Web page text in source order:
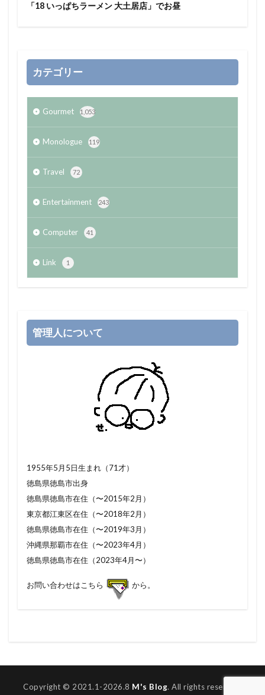
「18 いっぱちラーメン 大土居店」でお昼
カテゴリー
Gourmet 1,053
Monologue 119
Travel 72
Entertainment 243
Computer 41
Link 1
管理人について
1955年5月5日生まれ（71才）
徳島県徳島市出身
徳島県徳島市在住（〜2015年2月）
東京都江東区在住（〜2018年2月）
徳島県徳島市在住（〜2019年3月）
沖縄県那覇市在住（〜2023年4月）
徳島県徳島市在住（2023年4月〜）
お問い合わせはこちら から。
Copyright © 2021.1-2026.8 M's Blog. All rights reserved.